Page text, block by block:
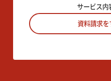
サービス内
資料請求